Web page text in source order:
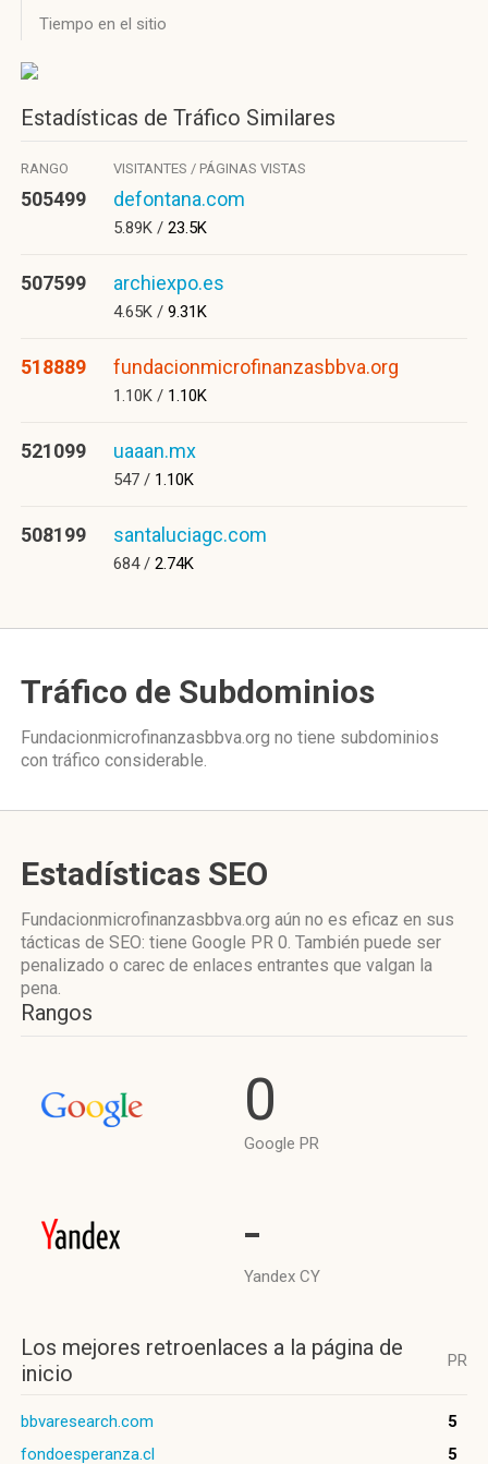
Tiempo en el sitio
Estadísticas de Tráfico Similares
RANGO VISITANTES / PÁGINAS VISTAS
505499 defontana.com
5.89K / 23.5K
507599 archiexpo.es
4.65K / 9.31K
518889 fundacionmicrofinanzasbbva.org
1.10K / 1.10K
521099 uaaan.mx
547 / 1.10K
508199 santaluciagc.com
684 / 2.74K
Tráfico de Subdominios
Fundacionmicrofinanzasbbva.org no tiene subdominios
con tráfico considerable.
Estadísticas SEO
Fundacionmicrofinanzasbbva.org aún no es eficaz en sus
tácticas de SEO: tiene Google PR 0. También puede ser
penalizado o carec de enlaces entrantes que valgan la
pena.
Rangos
0
Google PR
-
Yandex CY
Los mejores retroenlaces a la página de
inicio
PR
bbvaresearch.com
5
fondoesperanza.cl
5